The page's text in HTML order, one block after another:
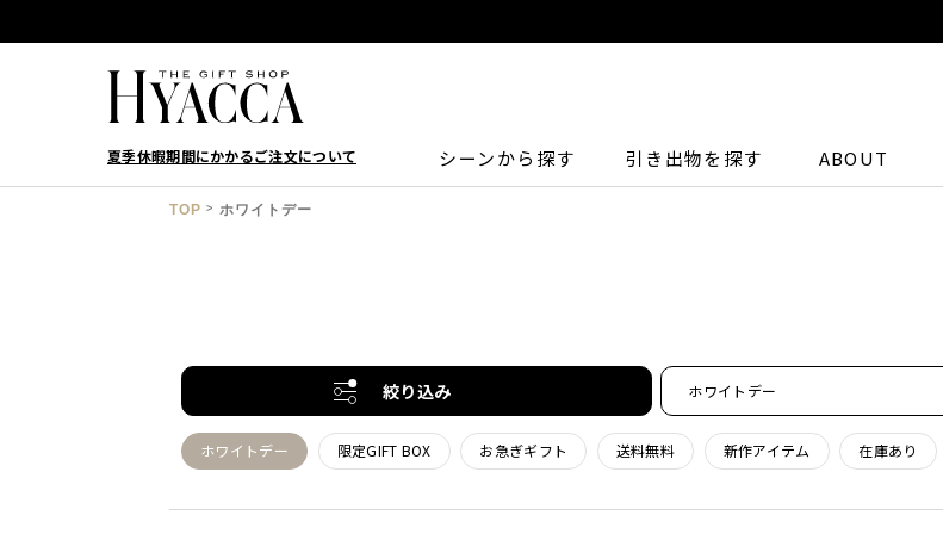
シーンから探す 引き出物を探す ABOUT
TOP ホワイトデー
夏季休暇期間にかかるご注文について
絞り込み ホワイトデー
ホワイトデー 限定GIFT BOX お急ぎギフト 送料無料 新作アイテム 在庫あり